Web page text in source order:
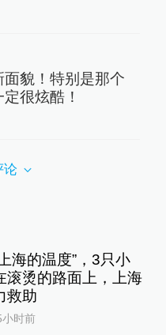
貌！特别是那个
很炫酷！
论
海的温度”，3只小
滚烫的路面上，上海
救助
小时前